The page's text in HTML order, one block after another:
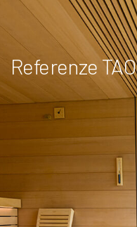
Referenze TAO